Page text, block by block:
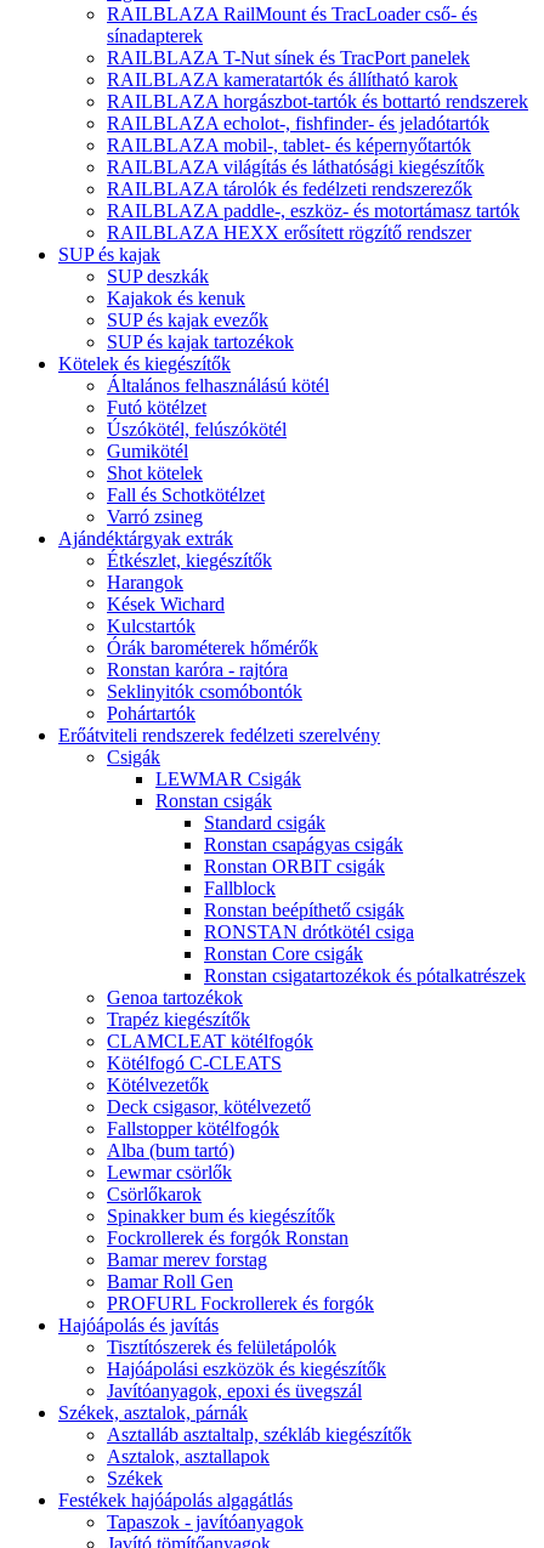
RAILBLAZA RailMount és TracLoader cső- és
sínadapterek
RAILBLAZA T-Nut sínek és TracPort panelek
RAILBLAZA kameratartók és állítható karok
RAILBLAZA horgászbot-tartók és bottartó rendszerek
RAILBLAZA echolot-, fishfinder- és jeladótartók
RAILBLAZA mobil-, tablet- és képernyőtartók
RAILBLAZA világítás és láthatósági kiegészítők
RAILBLAZA tárolók és fedélzeti rendszerezők
RAILBLAZA paddle-, eszköz- és motortámasz tartók
RAILBLAZA HEXX erősített rögzítő rendszer
SUP és kajak
SUP deszkák
Kajakok és kenuk
SUP és kajak evezők
SUP és kajak tartozékok
Kötelek és kiegészítők
Általános felhasználású kötél
Futó kötélzet
Úszókötél, felúszókötél
Gumikötél
Shot kötelek
Fall és Schotkötélzet
Varró zsineg
Ajándéktárgyak extrák
Étkészlet, kiegészítők
Harangok
Kések Wichard
Kulcstartók
Órák barométerek hőmérők
Ronstan karóra - rajtóra
Seklinyitók csomóbontók
Pohártartók
Erőátviteli rendszerek fedélzeti szerelvény
Csigák
LEWMAR Csigák
Ronstan csigák
Standard csigák
Ronstan csapágyas csigák
Ronstan ORBIT csigák
Fallblock
Ronstan beépíthető csigák
RONSTAN drótkötél csiga
Ronstan Core csigák
Ronstan csigatartozékok és pótalkatrészek
Genoa tartozékok
Trapéz kiegészítők
CLAMCLEAT kötélfogók
Kötélfogó C-CLEATS
Kötélvezetők
Deck csigasor, kötélvezető
Fallstopper kötélfogók
Alba (bum tartó)
Lewmar csörlők
Csörlőkarok
Spinakker bum és kiegészítők
Fockrollerek és forgók Ronstan
Bamar merev forstag
Bamar Roll Gen
PROFURL Fockrollerek és forgók
Hajóápolás és javítás
Tisztítószerek és felületápolók
Hajóápolási eszközök és kiegészítők
Javítóanyagok, epoxi és üvegszál
Székek, asztalok, párnák
Asztalláb asztaltalp, székláb kiegészítők
Asztalok, asztallapok
Székek
Festékek hajóápolás algagátlás
Tapaszok - javítóanyagok
Javító tömítőanyagok